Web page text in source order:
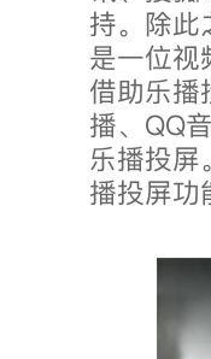
持。除此
是一位视
借助乐播
播、QQ
乐播投屏
播投屏功